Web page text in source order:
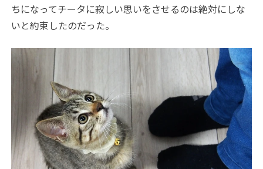
ちになってチータに寂しい思いをさせるのは絶対にしな
いと約束したのだった。